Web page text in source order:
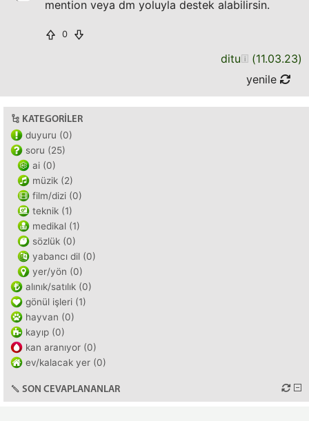
mention veya dm yoluyla destek alabilirsin.
0
ditu (11.03.23)
yenile
KATEGORILER
duyuru (0)
soru (25)
ai (0)
müzik (2)
film/dizi (0)
teknik (1)
medikal (1)
sözlük (0)
yabancı dil (0)
yer/yön (0)
alınık/satılık (0)
gönül işleri (1)
hayvan (0)
kayıp (0)
kan aranıyor (0)
ev/kalacak yer (0)
SON CEVAPLANANLAR